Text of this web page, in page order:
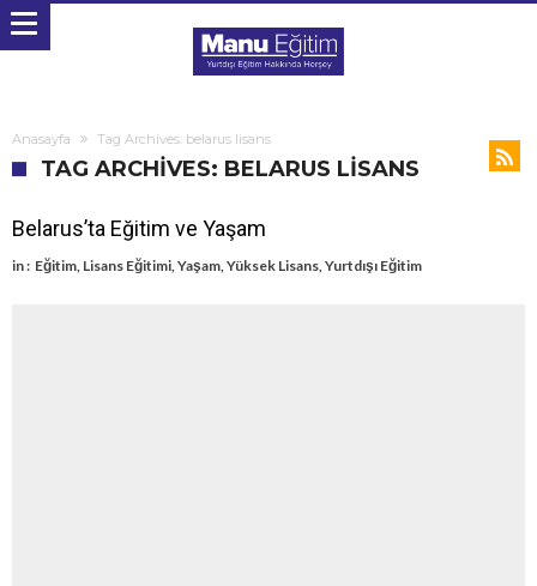
Anasayfa Tag Archives: belarus lisans
TAG ARCHIVES: BELARUS LISANS
Belarus’ta Eğitim ve Yaşam
in : Eğitim, Lisans Eğitimi,Yaşam,Yüksek Lisans,Yurtdışı Eğitim